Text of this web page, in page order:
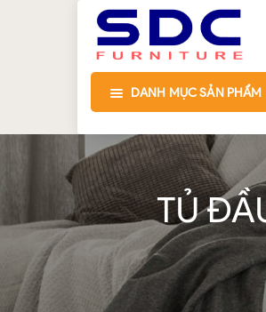
DANH MỤC SẢN PHẨM
TỦ